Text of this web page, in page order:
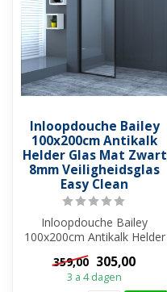
Inloopdouche Bailey
100x200cm Antikalk
Helder Glas Mat Zwart
8mm Veiligheidsglas
Easy Clean
Inloopdouche Bailey
100x200cm Antikalk Helder
Veiligheidsglas...
359,00 305,00
3 a 4 dagen